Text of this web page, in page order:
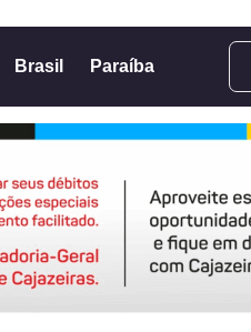
Brasil Paraíba